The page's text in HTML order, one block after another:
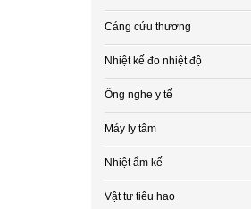
Cáng cứu thương
Nhiệt kế đo nhiệt độ
Ống nghe y tế
Máy ly tâm
Nhiệt ẩm kế
Vật tư tiêu hao